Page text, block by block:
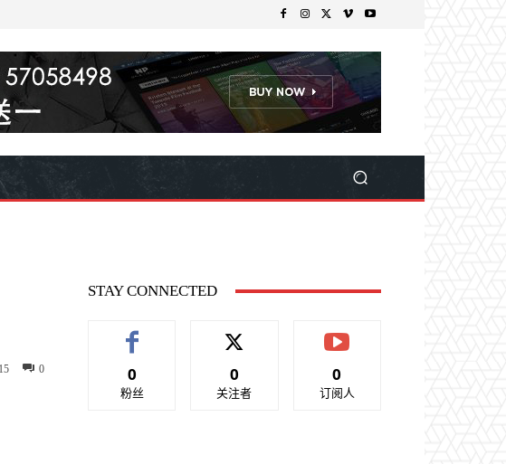
0
15
STAY CONNECTED
0
粉丝
0
关注者
0
订阅人